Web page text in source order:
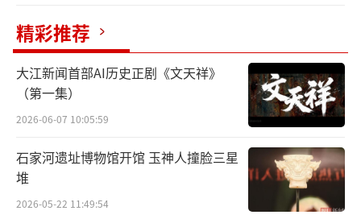
边界，成为促进文明互鉴和推动文化繁荣的重
要引擎。
精彩推荐
大江新闻首部AI历史正剧《文天祥》
（第一集）
2026-06-07 10:05:59
石家河遗址博物馆开馆 玉神人撞脸三星
堆
2026-05-22 11:49:54